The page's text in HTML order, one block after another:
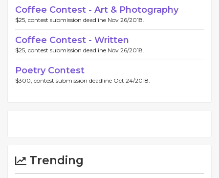
Coffee Contest - Art & Photography
$25, contest submission deadline Nov 26/2018.
Coffee Contest - Written
$25, contest submission deadline Nov 26/2018.
Poetry Contest
$300, contest submission deadline Oct 24/2018.
Trending